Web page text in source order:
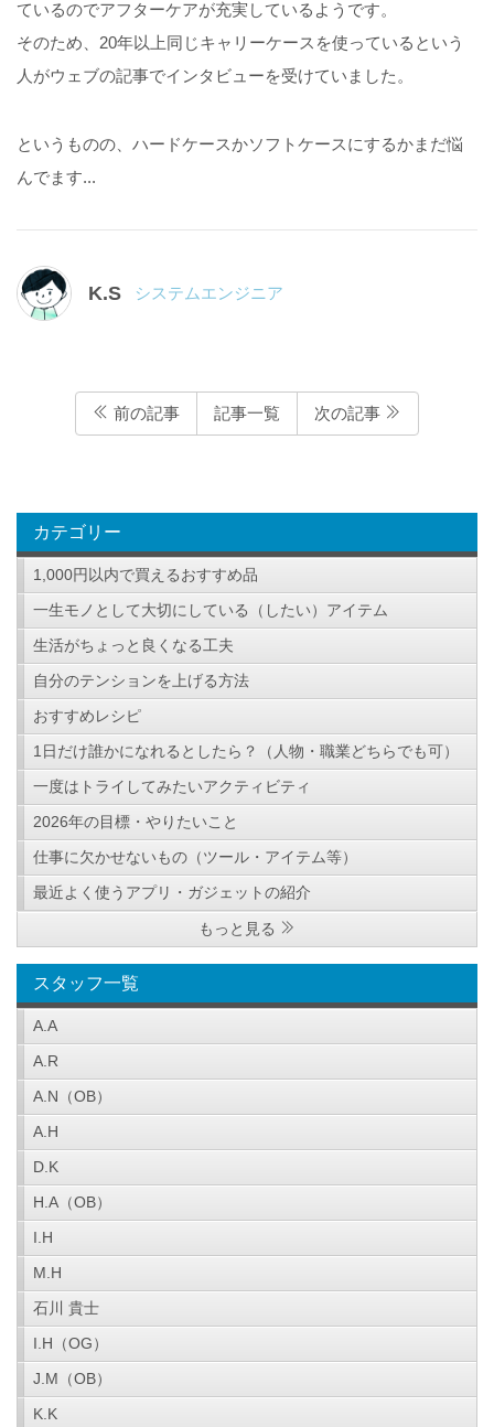
ているのでアフターケアが充実しているようです。
そのため、20年以上同じキャリーケースを使っているという
人がウェブの記事でインタビューを受けていました。
というものの、ハードケースかソフトケースにするかまだ悩
んでます...
K.S システムエンジニア
前の記事 記事一覧 次の記事
カテゴリー
1,000円以内で買えるおすすめ品
一生モノとして大切にしている（したい）アイテム
生活がちょっと良くなる工夫
自分のテンションを上げる方法
おすすめレシピ
1日だけ誰かになれるとしたら？（人物・職業どちらでも可）
一度はトライしてみたいアクティビティ
2026年の目標・やりたいこと
仕事に欠かせないもの（ツール・アイテム等）
最近よく使うアプリ・ガジェットの紹介
もっと見る
スタッフ一覧
A.A
A.R
A.N（OB）
A.H
D.K
H.A（OB）
I.H
M.H
石川 貴士
I.H（OG）
J.M（OB）
K.K